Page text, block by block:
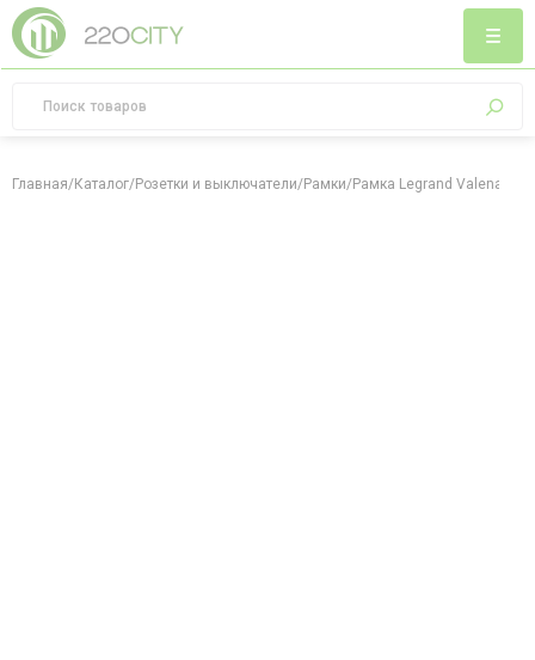
Главная/Каталог/Розетки и выключатели/Рамки/Рамка Legrand Valena Life